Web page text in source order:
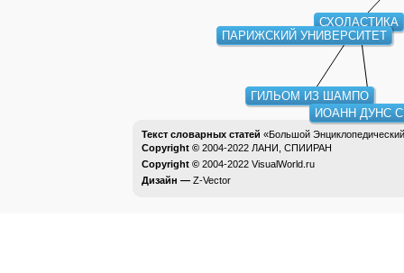
СХОЛАСТИКА
ПАРИЖСКИЙ УНИВЕРСИТЕТ
ГИЛЬОМ ИЗ ШАМПО
ИОАНН ДУНС
Текст словарных статей «Большой
Copyright © 2004-2022 ЛАНИ, СПИИРАН
Copyright © 2004-2022 VisualWorld.ru
Дизайн — Z-Vector